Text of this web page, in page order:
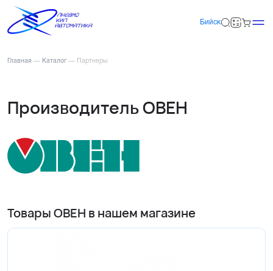
Бийск
Главная — Каталог — Партнеры
Производитель ОВЕН
Товары ОВЕН в нашем магазине